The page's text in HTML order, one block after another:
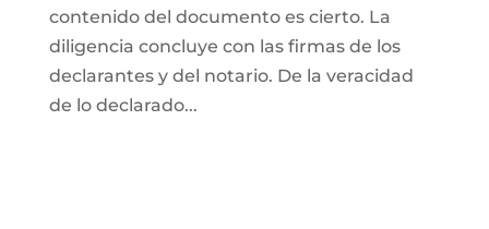
contenido del documento es cierto. La
diligencia concluye con las firmas de los
declarantes y del notario. De la veracidad
de lo declarado...